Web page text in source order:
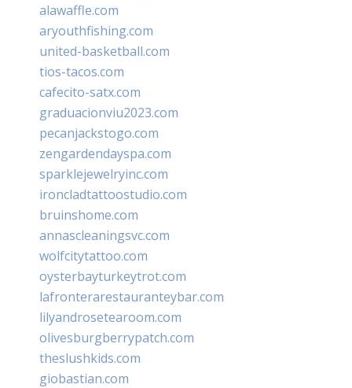
alawaffle.com
aryouthfishing.com
united-basketball.com
tios-tacos.com
cafecito-satx.com
graduacionviu2023.com
pecanjackstogo.com
zengardendayspa.com
sparklejewelryinc.com
ironcladtattoostudio.com
bruinshome.com
annascleaningsvc.com
wolfcitytattoo.com
oysterbayturkeytrot.com
lafronterarestauranteybar.com
lilyandrosetearoom.com
olivesburgberrypatch.com
theslushkids.com
giobastian.com